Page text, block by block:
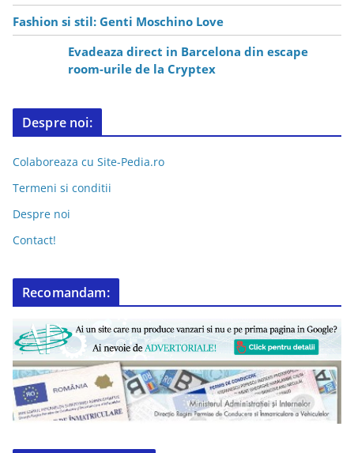
Fashion si stil: Genti Moschino Love
Evadeaza direct in Barcelona din escape
room-urile de la Cryptex
Despre noi:
Colaboreaza cu Site-Pedia.ro
Termeni si conditii
Despre noi
Contact!
Recomandam: